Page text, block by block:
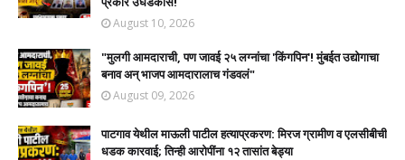
August 10, 2026
"मुलगी आमदाराची, पण जावई २५ लग्नांचा 'किंगपिन'! मुंबईत उद्योगाचा
बनाव अन् भाजप आमदारालाच गंडवलं"
August 09, 2026
पाटगाव येथील माऊली पाटील हत्याप्रकरण: मिरज ग्रामीण व एलसीबीची
धडक कारवाई; तिन्ही आरोपींना १२ तासांत बेड्या